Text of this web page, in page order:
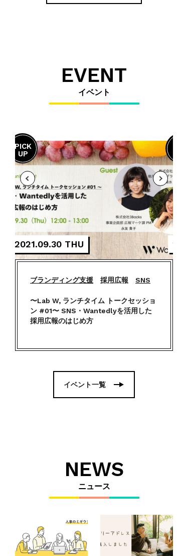
EVENT
イベント
2021.09.30 THU
ブランディング支援 採用広報 SNS
〜Lab W, ランチタイム トークセッショ
ン #01〜 SNS・Wantedlyを活用した
採用広報のはじめ方
イベント一覧
NEWS
ニュース